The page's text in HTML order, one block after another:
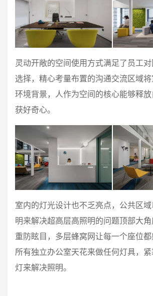
灵动开敞的空间使用方式满足了员工
选择，精心考量布置的沟通交流区域
环境背景，人作为空间的核心能够释
获好奇心。
室内的灯光设计也不乏亮点，公共区
明来解决超高层高照明的问题顶部大
重防眩目，多层蜂窝网让每一个座位都
所有独立办公室天花来做任何灯具，
灯来解决照明。